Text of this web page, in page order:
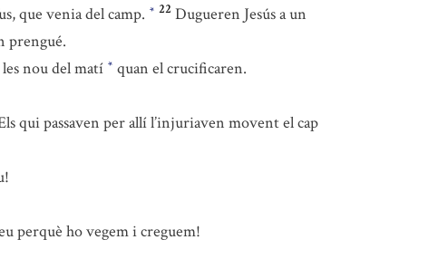
que venia del camp. * 22 Dugueren Jesús a un
prengué.
nou del matí * quan el crucificaren.
qui passaven per allí l’injuriaven movent el cap
perquè ho vegem i creguem!